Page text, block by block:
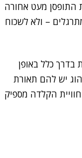
התופסן מעט אחורה
– ולא לשכוח
כלל באופן
יש להם תאורת
הקלדה מספיק